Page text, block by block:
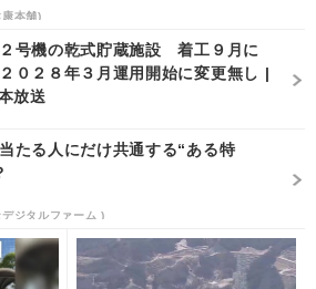
本舗)
号機の乾式貯蔵施設 着工９月に
０２８年３月運用開始に変更無し |
放送
たる人にだけ共通する“ある特
ジタルファーム )